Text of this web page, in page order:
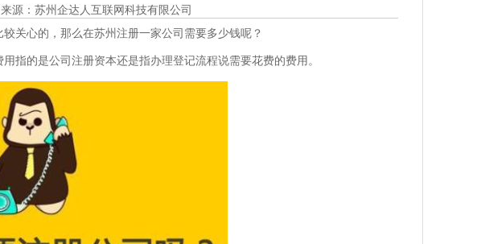
源：苏州企达人互联网科技有限公司
心的，那么在苏州注册一家公司需要多少钱呢？
的是公司注册资本还是指办理登记流程说需要花费的费用。